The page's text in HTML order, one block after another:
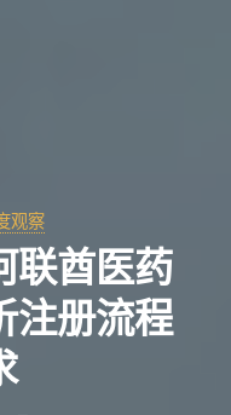
观察
联酋医药
注册流程